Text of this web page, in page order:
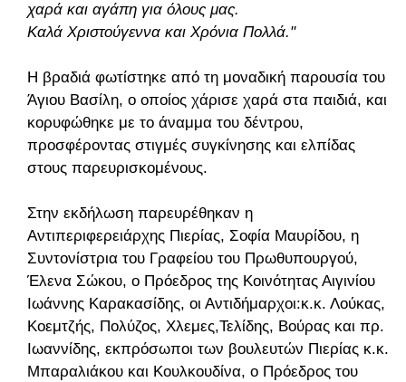
χαρά και αγάπη για όλους μας.
Καλά Χριστούγεννα και Χρόνια Πολλά."
Η βραδιά φωτίστηκε από τη μοναδική παρουσία του
Άγιου Βασίλη, ο οποίος χάρισε χαρά στα παιδιά, και
κορυφώθηκε με το άναμμα του δέντρου,
προσφέροντας στιγμές συγκίνησης και ελπίδας
στους παρευρισκομένους.
Στην εκδήλωση παρευρέθηκαν η
Αντιπεριφερειάρχης Πιερίας, Σοφία Μαυρίδου, η
Συντονίστρια του Γραφείου του Πρωθυπουργού,
Έλενα Σώκου, ο Πρόεδρος της Κοινότητας Αιγινίου
Ιωάννης Καρακασίδης, οι Αντιδήμαρχοι:κ.κ. Λούκας,
Κοεμτζής, Πολύζος, Χλεμες,Τελίδης, Βούρας και πρ.
Ιωαννίδης, εκπρόσωποι των βουλευτών Πιερίας κ.κ.
Μπαραλιάκου και Κουλκουδίνα, ο Πρόεδρος του